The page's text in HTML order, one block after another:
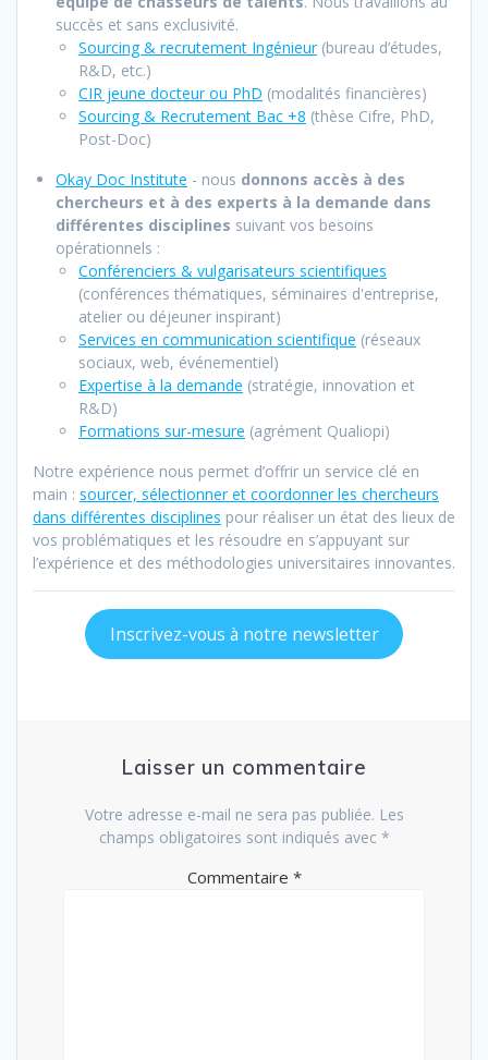
succès et sans exclusivité.
Sourcing & recrutement Ingénieur(bureau d’études,
R&D, etc.)
CIR jeune docteur ou PhD (modalités financières)
Sourcing & Recrutement Bac +8 (thèse Cifre, PhD,
Post-Doc)
Okay Doc Institute - nous donnons accès à des
chercheurs et à des experts à la demande dans
différentes disciplines suivant vos besoins
opérationnels :
Conférenciers & vulgarisateurs scientifiques
(conférences thématiques, séminaires d'entreprise,
atelier ou déjeuner inspirant)
Services en communication scientifique (réseaux
sociaux, web, événementiel)
Expertise à la demande (stratégie, innovation et
R&D)
Formations sur-mesure (agrément Qualiopi)
Notre expérience nous permet d’offrir un service clé en
main : sourcer, sélectionner et coordonner les chercheurs
dans différentes disciplines pour réaliser un état des lieux de
vos problématiques et les résoudre en s’appuyant sur
l’expérience et des méthodologies universitaires innovantes.
Inscrivez-vous à notre newsletter
Laisser un commentaire
Votre adresse e-mail ne sera pas publiée. Les
champs obligatoires sont indiqués avec *
Commentaire *